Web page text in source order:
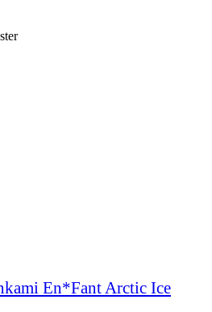
En*Fant Arctic Ice